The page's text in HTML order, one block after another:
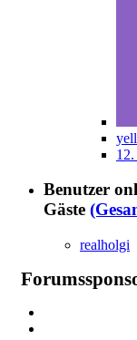
Benutzer
Gäste
realholgi